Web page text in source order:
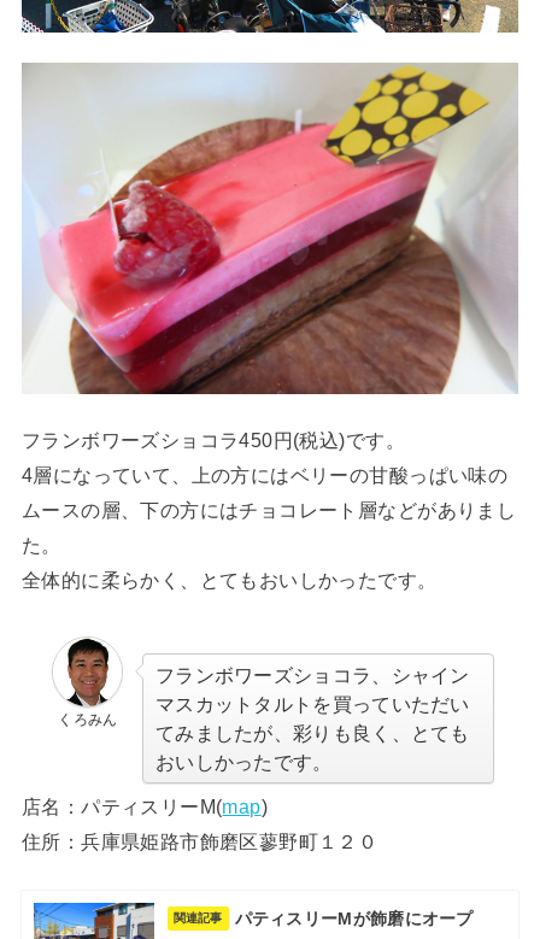
フランボワーズショコラ450円(税込)です。
4層になっていて、上の方にはベリーの甘酸っぱい味の
ムースの層、下の方にはチョコレート層などがありまし
た。
全体的に柔らかく、とてもおいしかったです。
くろみん
フランボワーズショコラ、シャイン
マスカットタルトを買っていただい
てみましたが、彩りも良く、とても
おいしかったです。
店名：パティスリーM(map)
住所：兵庫県姫路市飾磨区蓼野町１２０
関連記事
パティスリーMが飾磨にオープ